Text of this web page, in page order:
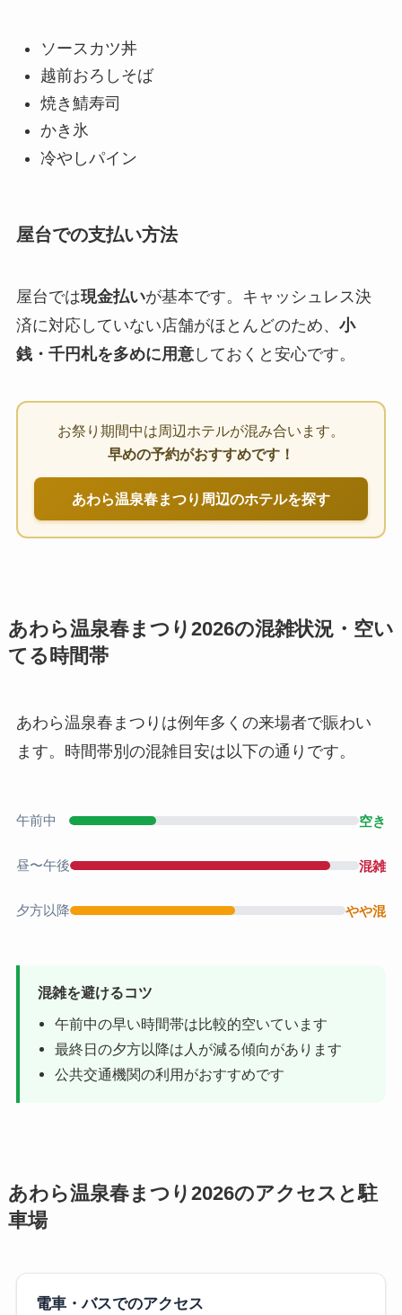
ソースカツ丼
越前おろしそば
焼き鯖寿司
かき氷
冷やしパイン
屋台での支払い方法
屋台では現金払いが基本です。キャッシュレス決
済に対応していない店舗がほとんどのため、 小
銭・千円札を多めに用意しておくと安心です。
お祭り期間中は周辺ホテルが混み合います。
早めの予約がおすすめです！
あわら温泉春まつり周辺のホテルを探す
あわら温泉春まつり2026の混雑状況・空い
てる時間帯
あわら温泉春まつりは例年多くの来場者で賑わい
ます。時間帯別の混雑目安は以下の通りです。
午前中 空き
昼〜午後 混雑
夕方以降 やや混
混雑を避けるコツ
午前中の早い時間帯は比較的空いています
最終日の夕方以降は人が減る傾向があります
公共交通機関の利用がおすすめです
あわら温泉春まつり2026のアクセスと駐
車場
電車・バスでのアクセス